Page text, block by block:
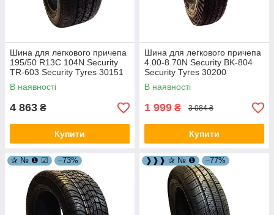
Шина для легкового причепа
195/50 R13C 104N Security
TR-603 Security Tyres 30151
В наявності
4 863 ₴
Купити
Шина для легкового причепа
4.00-8 70N Security BK-804
Security Tyres 30200
В наявності
1 999 ₴ 3 084 ₴
Купити
✰ № ❶ ☑ –73% ❱❱❱ ✰ № ❶ –77%